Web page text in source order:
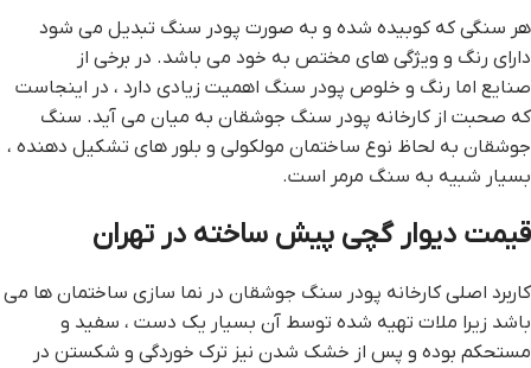
هر سنگی که کوبیده شده و به صورت پودر سنگ تبدیل می شود
دارای رنگ و ویژگی های مختص به خود می باشد. در برخی از
صنایع اما رنگ و خلوص پودر سنگ اهمیت زیادی دارد ، در اینجاست
که صحبت از کارخانه پودر سنگ جوشقان به میان می آید. سنگ
جوشقان به لحاظ نوع ساختمان مولکولی و بلور های تشکیل دهنده ،
بسیار شبیه به سنگ مرمر است.
قيمت ديوار گچي پيش ساخته در تهران
کاربرد اصلی کارخانه پودر سنگ جوشقان در نما سازی ساختمان ها می
باشد زیرا ملات تهیه شده توسط آن بسیار یک دست ، سفید و
مستحکم بوده و پس از خشک شدن نیز ترک خوردگی و شکستن در